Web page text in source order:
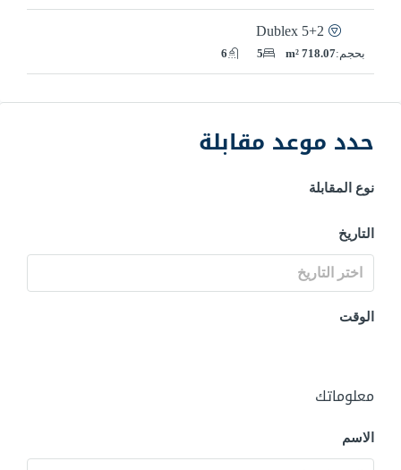
5+2 Dublex
بحجم:718.07 m²
5
6
حدد موعد مقابلة
نوع المقابلة
التاريخ
الوقت
معلوماتك
الاسم